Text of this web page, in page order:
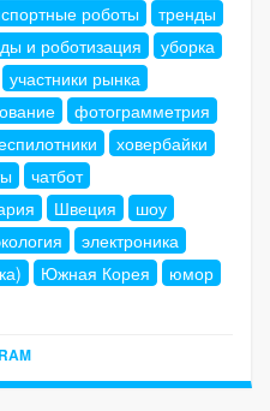
роботы
тренды
и роботизация
уборка
участники рынка
фотограмметрия
ховербайки
чатбот
Швеция
шоу
электроника
Южная Корея
юмор